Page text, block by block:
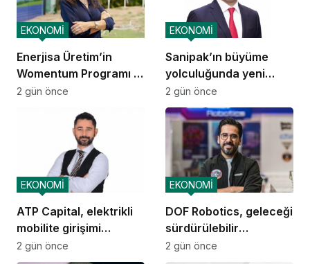
Enerjisa Üretim’in
Womentum Programı 5
yılda yaklaşık 11 bin
EKONOMİ
2 gün önce
Sanipak’ın büyüme
yolculuğunda yeni
dönem
EKONOMİ
2 gün önce
ATP Capital, elektrikli
mobilite girişimi
Voltivo’yu kuruyor
EKONOMİ
2 gün önce
DOF Robotics, geleceği
sürdürülebilir
teknolojiyle tasarlıyor
EKONOMİ
2 gün önce